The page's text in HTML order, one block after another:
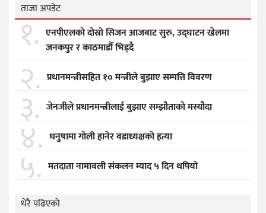
ताजा अपडेट
१. एनपीएलको दोस्रो सिजन आजबाट सुरु, उद्घाटन खेलमा
जनकपुर र काठमाडौँ भिड्दै
२. प्रधानमन्त्रीसहित १० मन्त्रीले बुझाए सम्पत्ति विवरण
३. जेनजीले प्रधानमन्त्रीलाई बुझाए सम्झाैताकाे मस्याैदा
४. धनुषामा गोली हानेर वडाध्यक्षको हत्या
५. मतदाता नामावली संकलन म्याद ५ दिन थपियो
धेरै पढिएको